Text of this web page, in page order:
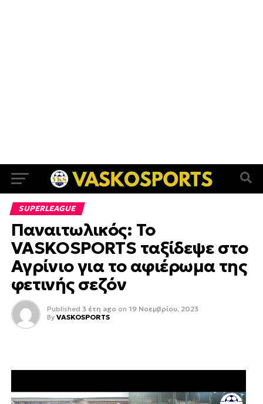
SUPERLEAGUE
Παναιτωλικός: Το
VASKOSPORTS ταξίδεψε στο
Αγρίνιο για το αφιέρωμα της
φετινής σεζόν
Published 3 έτη ago on 19 Νοεμβρίου, 2023
By VASKOSPORTS